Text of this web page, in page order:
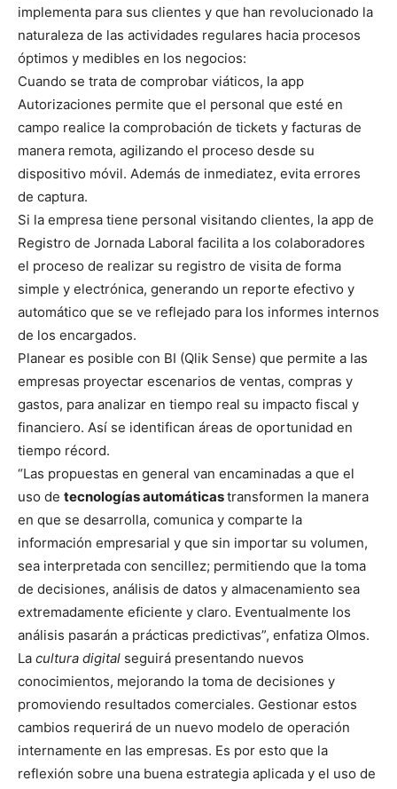
implementa para sus clientes y que han revolucionado la
naturaleza de las actividades regulares hacia procesos
óptimos y medibles en los negocios:
Cuando se trata de comprobar viáticos, la app
Autorizaciones permite que el personal que esté en
campo realice la comprobación de tickets y facturas de
manera remota, agilizando el proceso desde su
dispositivo móvil. Además de inmediatez, evita errores
de captura.
Si la empresa tiene personal visitando clientes, la app de
Registro de Jornada Laboral facilita a los colaboradores
el proceso de realizar su registro de visita de forma
simple y electrónica, generando un reporte efectivo y
automático que se ve reflejado para los informes internos
de los encargados.
Planear es posible con BI (Qlik Sense) que permite a las
empresas proyectar escenarios de ventas, compras y
gastos, para analizar en tiempo real su impacto fiscal y
financiero. Así se identifican áreas de oportunidad en
tiempo récord.
“Las propuestas en general van encaminadas a que el
uso de tecnologías automáticastransformen la manera
en que se desarrolla, comunica y comparte la
información empresarial y que sin importar su volumen,
sea interpretada con sencillez; permitiendo que la toma
de decisiones, análisis de datos y almacenamiento sea
extremadamente eficiente y claro. Eventualmente los
análisis pasarán a prácticas predictivas”, enfatiza Olmos.
La cultura digital seguirá presentando nuevos
conocimientos, mejorando la toma de decisiones y
promoviendo resultados comerciales. Gestionar estos
cambios requerirá de un nuevo modelo de operación
internamente en las empresas. Es por esto que la
reflexión sobre una buena estrategia aplicada y el uso de